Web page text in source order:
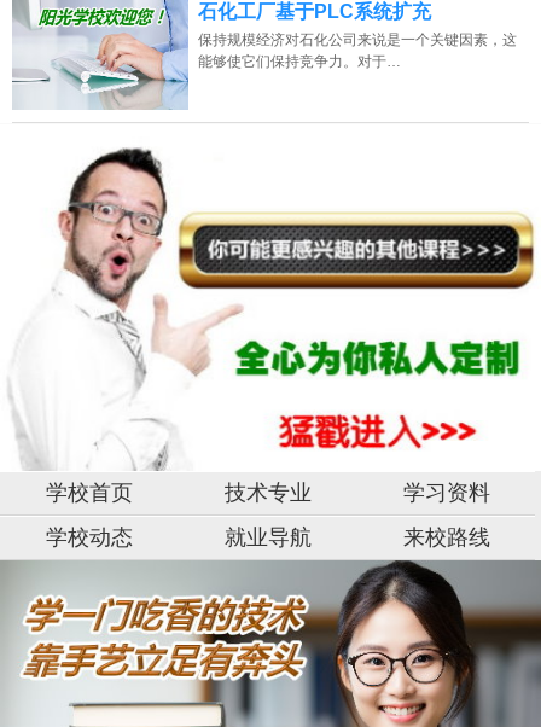
石化工厂基于PLC系统扩充
保持规模经济对石化公司来说是一个关键因素，这
能够使它们保持竞争力。对于…
学校首页 技术专业
学习资料
学校动态
就业导航 来校路线